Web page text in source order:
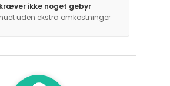
ikke noget gebyr
uden ekstra omkostninger